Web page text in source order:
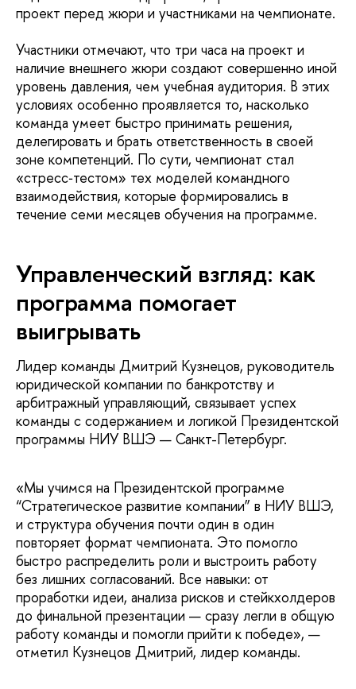
проект перед жюри и участниками на чемпионате.
Участники отмечают, что три часа на проект и
наличие внешнего жюри создают совершенно иной
уровень давления, чем учебная аудитория. В этих
условиях особенно проявляется то, насколько
команда умеет быстро принимать решения,
делегировать и брать ответственность в своей
зоне компетенций. По сути, чемпионат стал
«стресс‑тестом» тех моделей командного
взаимодействия, которые формировались в
течение семи месяцев обучения на программе.
Управленческий взгляд: как
программа помогает
выигрывать
Лидер команды Дмитрий Кузнецов, руководитель
юридической компании по банкротству и
арбитражный управляющий, связывает успех
команды с содержанием и логикой Президентской
программы НИУ ВШЭ — Санкт-Петербург.
«Мы учимся на Президентской программе
“Стратегическое развитие компании” в НИУ ВШЭ,
и структура обучения почти один в один
повторяет формат чемпионата. Это помогло
быстро распределить роли и выстроить работу
без лишних согласований. Все навыки: от
проработки идеи, анализа рисков и стейкхолдеров
до финальной презентации — сразу легли в общую
работу команды и помогли прийти к победе», —
отметил Кузнецов Дмитрий, лидер команды.